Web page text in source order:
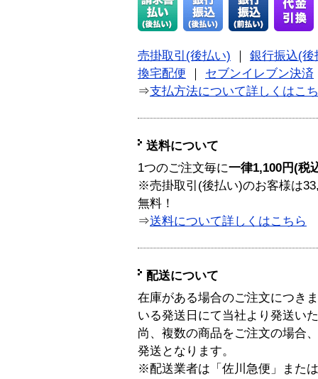
売掛取引(後払い)
銀行振込(後
換宅配便
セブンイレブン決済
⇒支払方法について詳しくはこ
送料について
1つのご注文毎に一律1,100円(税
※売掛取引(後払い)のお客様は
無料！
⇒送料について詳しくはこちら
配送について
在庫がある場合のご注文につき
いる発送日にて当社より発送い
尚、複数の商品をご注文の場合
発送となります。
※配送業者は「佐川急便」また